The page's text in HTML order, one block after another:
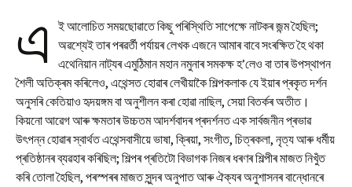
এ
ই আলোচিত সময়ছোৱাতে কিছু পৰিস্থিতি সাপেক্ষে নাটকৰ জন্ম হৈছিল;
অৱশ্যেই তাৰ পৰৱৰ্তী পৰ্যায়ৰ লেখক এজনে আমাৰ বাবে সংৰক্ষিত হৈ থকা
এথেনিয়ান নাট্যৰ এমুঠিমান মহান নমুনাৰ সমকক্ষ হ’লেও বা তাৰ উপস্থাপন
শৈলী অতিক্ৰম কৰিলেও, এথেন্সত হোৱাৰ লেখীয়াকৈ শিল্পকলাক যে ইয়াৰ প্ৰকৃত দৰ্শন
অনুসৰি কেতিয়াও হৃদয়ঙ্গম বা অনুশীলন কৰা হোৱা নাছিল, সেয়া বিতৰ্কৰ অতীত।
কিয়নো আৱেগ আৰু ক্ষমতাৰ উচ্চতম আদৰ্শবাদৰ প্ৰদৰ্শনত এক সাৰ্বজনীন প্ৰভাৱ
উৎপন্ন হোৱাৰ স্বাৰ্থত এথেন্সবাসীয়ে ভাষা, ক্ৰিয়া, সংগীত, চিত্ৰকলা, নৃত্য আৰু ধৰ্মীয়
প্ৰতিষ্ঠানৰ ব্যৱহাৰ কৰিছিল; শিল্পৰ প্ৰতিটো বিভাগক নিজৰ ধৰণৰ শিল্পীৰ মাজত নিখুঁত
কৰি তোলা হৈছিল, পৰস্পৰৰ মাজত সুন্দৰ অনুপাত আৰু ঐক্যৰ অনুশাসনৰ বান্ধোনৰে